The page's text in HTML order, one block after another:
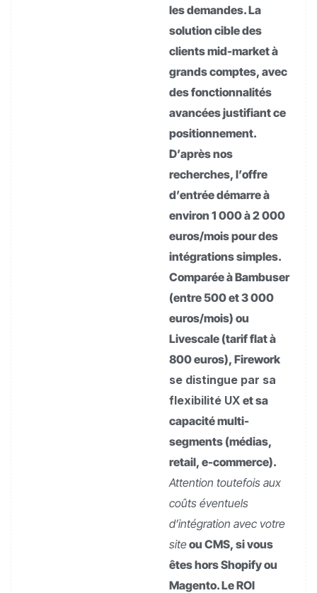
les demandes. La
solution cible des
clients mid-market à
grands comptes, avec
des fonctionnalités
avancées justifiant ce
positionnement.
D’après nos
recherches, l’offre
d’entrée démarre à
environ 1 000 à 2 000
euros/mois pour des
intégrations simples.
Comparée à Bambuser
(entre 500 et 3 000
euros/mois) ou
Livescale (tarif flat à
800 euros), Firework
se distingue par sa
flexibilité UX et sa
capacité multi-
segments (médias,
retail, e-commerce).
Attention toutefois aux
coûts éventuels
d’intégration avec votre
siteou CMS, si vous
êtes hors Shopify ou
Magento. Le ROI